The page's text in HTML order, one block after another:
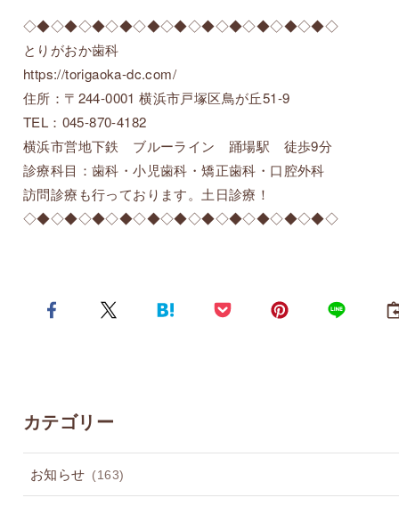
◇◆◇◆◇◆◇◆◇◆◇◆◇◆◇◆◇◆◇◆◇◆◇
とりがおか歯科
https://torigaoka-dc.com/
住所：〒244-0001 横浜市戸塚区鳥が丘51-9
TEL：045-870-4182
横浜市営地下鉄 ブルーライン 踊場駅 徒歩9分
診療科目：歯科・小児歯科・矯正歯科・口腔外科
訪問診療も行っております。土日診療！
◇◆◇◆◇◆◇◆◇◆◇◆◇◆◇◆◇◆◇◆◇◆◇
カテゴリー
お知らせ (163)